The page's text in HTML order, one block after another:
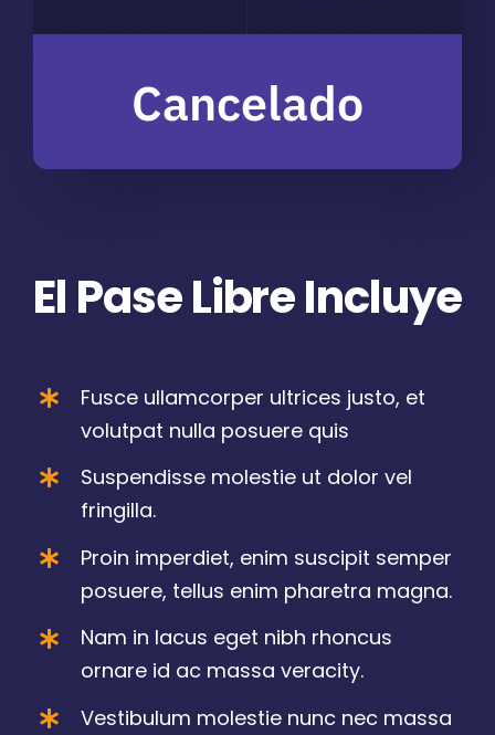
Cancelado
El Pase Libre Incluye
Fusce ullamcorper ultrices justo, et
volutpat nulla posuere quis
Suspendisse molestie ut dolor vel
fringilla.
Proin imperdiet, enim suscipit semper
posuere, tellus enim pharetra magna.
Nam in lacus eget nibh rhoncus
ornare id ac massa veracity.
Vestibulum molestie nunc nec massa